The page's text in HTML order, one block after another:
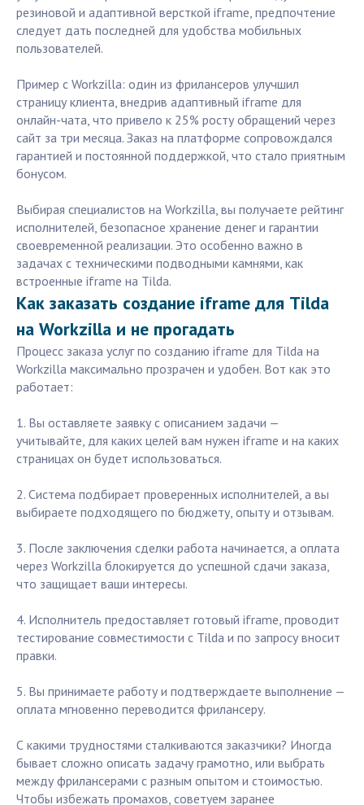
резиновой и адаптивной версткой iframe, предпочтение
следует дать последней для удобства мобильных
пользователей.
Пример с Workzilla: один из фрилансеров улучшил
страницу клиента, внедрив адаптивный iframe для
онлайн-чата, что привело к 25% росту обращений через
сайт за три месяца. Заказ на платформе сопровождался
гарантией и постоянной поддержкой, что стало приятным
бонусом.
Выбирая специалистов на Workzilla, вы получаете рейтинг
исполнителей, безопасное хранение денег и гарантии
своевременной реализации. Это особенно важно в
задачах с техническими подводными камнями, как
встроенные iframe на Tilda.
Как заказать создание iframe для Tilda
на Workzilla и не прогадать
Процесс заказа услуг по созданию iframe для Tilda на
Workzilla максимально прозрачен и удобен. Вот как это
работает:
1. Вы оставляете заявку с описанием задачи —
учитывайте, для каких целей вам нужен iframe и на каких
страницах он будет использоваться.
2. Система подбирает проверенных исполнителей, а вы
выбираете подходящего по бюджету, опыту и отзывам.
3. После заключения сделки работа начинается, а оплата
через Workzilla блокируется до успешной сдачи заказа,
что защищает ваши интересы.
4. Исполнитель предоставляет готовый iframe, проводит
тестирование совместимости с Tilda и по запросу вносит
правки.
5. Вы принимаете работу и подтверждаете выполнение —
оплата мгновенно переводится фрилансеру.
С какими трудностями сталкиваются заказчики? Иногда
бывает сложно описать задачу грамотно, или выбрать
между фрилансерами с разным опытом и стоимостью.
Чтобы избежать промахов, советуем заранее